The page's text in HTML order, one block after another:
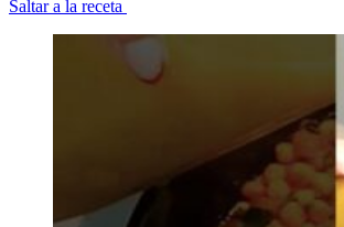
Saltar a la receta